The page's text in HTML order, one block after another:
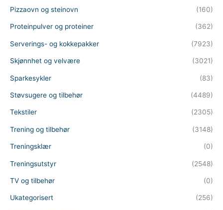
Pizzaovn og steinovn (160)
Proteinpulver og proteiner (362)
Serverings- og kokkepakker (7923)
Skjønnhet og velvære (3021)
Sparkesykler (83)
Støvsugere og tilbehør (4489)
Tekstiler (2305)
Trening og tilbehør (3148)
Treningsklær (0)
Treningsutstyr (2548)
TV og tilbehør (0)
Ukategorisert (256)